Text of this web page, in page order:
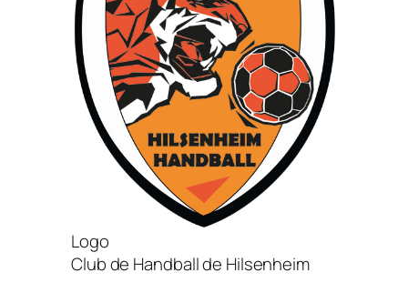
Logo
Club de Handball de Hilsenheim